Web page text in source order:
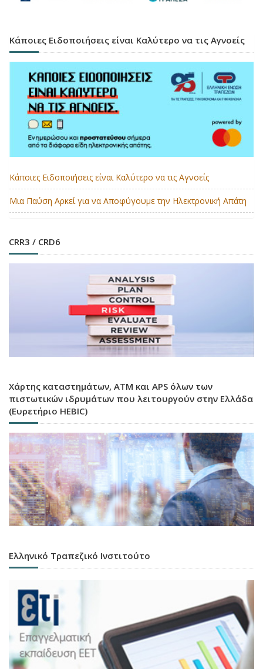
Κάποιες Ειδοποιήσεις είναι Καλύτερο να τις Αγνοείς
Κάποιες Ειδοποιήσεις είναι Καλύτερο να τις Αγνοείς
Μια Παύση Αρκεί για να Αποφύγουμε την Ηλεκτρονική Απάτη
CRR3 / CRD6
Χάρτης καταστημάτων, ATM και APS όλων των
πιστωτικών ιδρυμάτων που λειτουργούν στην Ελλάδα
(Ευρετήριο HEBIC)
Ελληνικό Τραπεζικό Ινστιτούτο